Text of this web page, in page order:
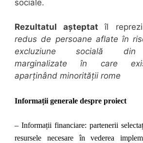
sociale.
Rezultatul așteptatîl
redus de persoane aflate în
excluziune socială din
marginalizate în care
aparținând minorității rome
Informații generale despre proiect
– Informații financiare: partenerii
resursele necesare în vederea